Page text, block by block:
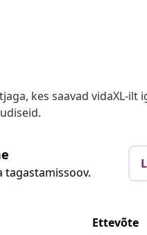
kes saavad vidaXL-ilt
tagastamissoov.
Ettevõte